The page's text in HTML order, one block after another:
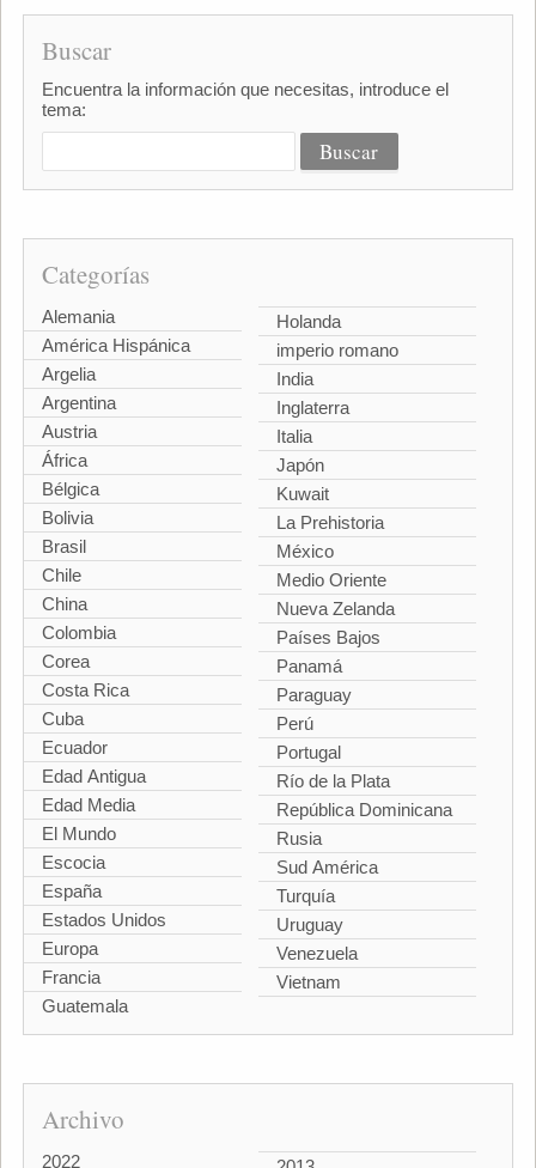
Buscar
Encuentra la información que necesitas, introduce el
tema:
Categorías
Alemania
América Hispánica
Argelia
Argentina
Austria
África
Bélgica
Bolivia
Brasil
Chile
China
Colombia
Corea
Costa Rica
Cuba
Ecuador
Edad Antigua
Edad Media
El Mundo
Escocia
España
Estados Unidos
Europa
Francia
Guatemala
Holanda
imperio romano
India
Inglaterra
Italia
Japón
Kuwait
La Prehistoria
México
Medio Oriente
Nueva Zelanda
Países Bajos
Panamá
Paraguay
Perú
Portugal
Río de la Plata
República Dominicana
Rusia
Sud América
Turquía
Uruguay
Venezuela
Vietnam
Archivo
2022